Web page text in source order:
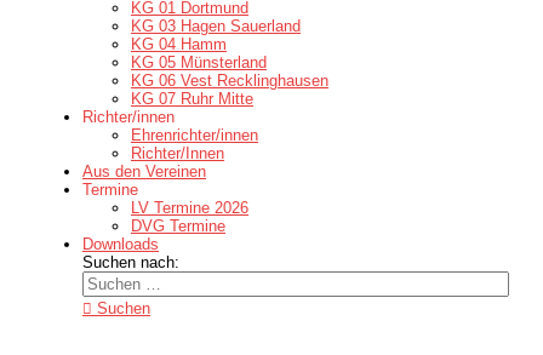
KG 01 Dortmund
KG 03 Hagen Sauerland
KG 04 Hamm
KG 05 Münsterland
KG 06 Vest Recklinghausen
KG 07 Ruhr Mitte
Richter/innen
Ehrenrichter/innen
Richter/Innen
Aus den Vereinen
Termine
LV Termine 2026
DVG Termine
Downloads
Suchen nach:
Suchen